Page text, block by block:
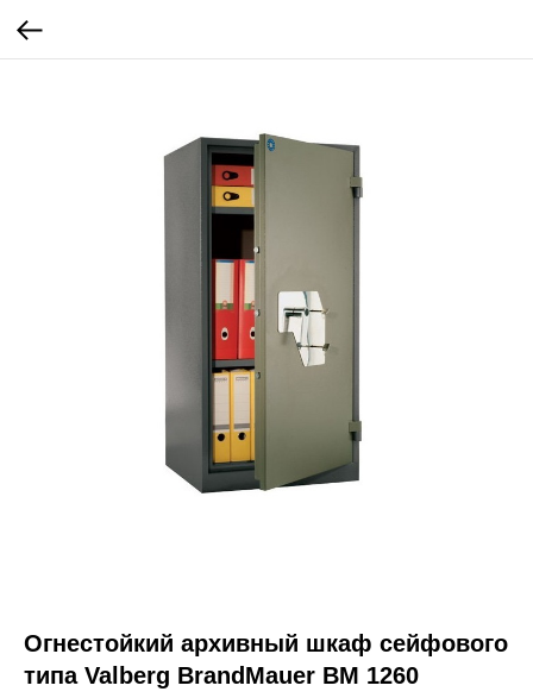
Огнестойкий архивный шкаф сейфового
типа Valberg BrandMauer BM 1260